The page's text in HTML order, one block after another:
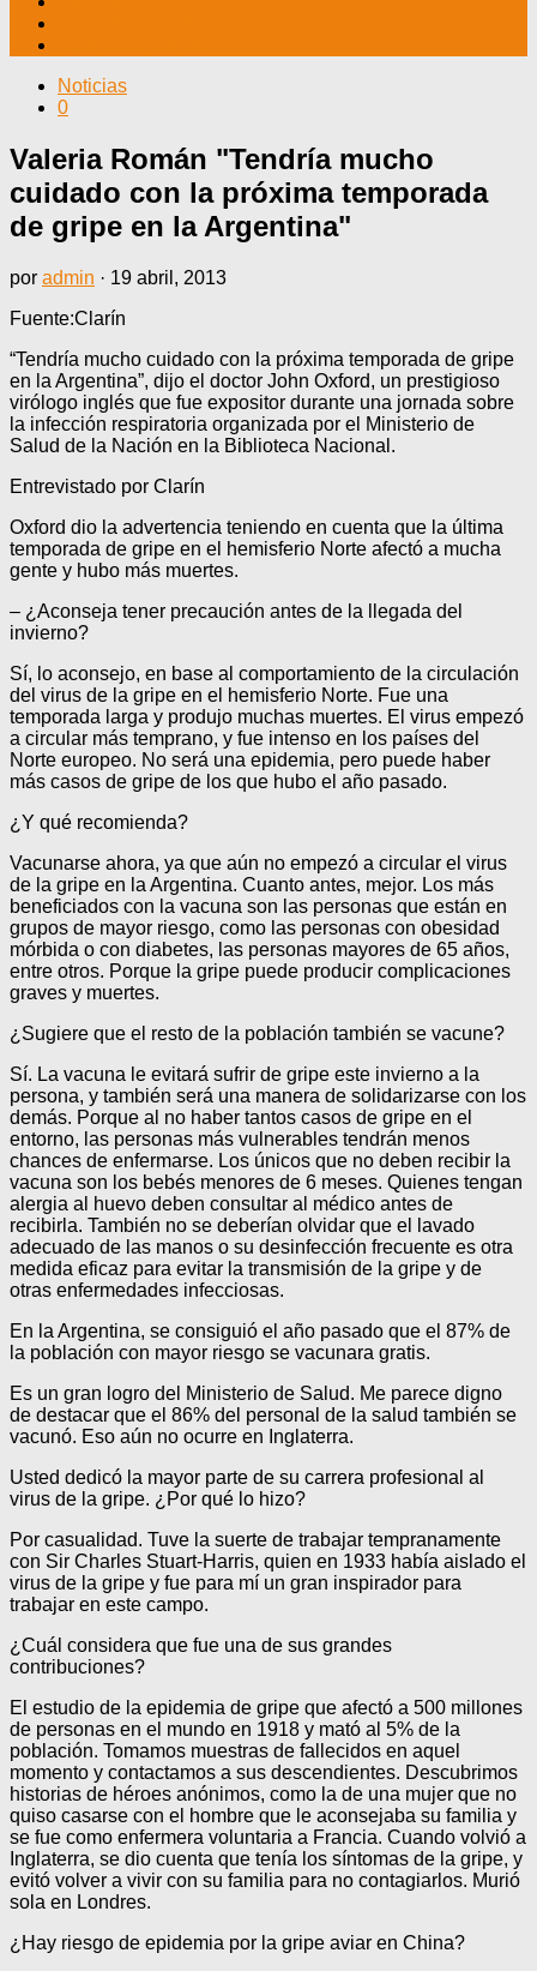
Noticias
0
Valeria Román "Tendría mucho
cuidado con la próxima temporada
de gripe en la Argentina"
por admin · 19 abril, 2013
Fuente:Clarín
“Tendría mucho cuidado con la próxima temporada de gripe
en la Argentina”, dijo el doctor John Oxford, un prestigioso
virólogo inglés que fue expositor durante una jornada sobre
la infección respiratoria organizada por el Ministerio de
Salud de la Nación en la Biblioteca Nacional.
Entrevistado por Clarín
Oxford dio la advertencia teniendo en cuenta que la última
temporada de gripe en el hemisferio Norte afectó a mucha
gente y hubo más muertes.
– ¿Aconseja tener precaución antes de la llegada del
invierno?
Sí, lo aconsejo, en base al comportamiento de la circulación
del virus de la gripe en el hemisferio Norte. Fue una
temporada larga y produjo muchas muertes. El virus empezó
a circular más temprano, y fue intenso en los países del
Norte europeo. No será una epidemia, pero puede haber
más casos de gripe de los que hubo el año pasado.
¿Y qué recomienda?
Vacunarse ahora, ya que aún no empezó a circular el virus
de la gripe en la Argentina. Cuanto antes, mejor. Los más
beneficiados con la vacuna son las personas que están en
grupos de mayor riesgo, como las personas con obesidad
mórbida o con diabetes, las personas mayores de 65 años,
entre otros. Porque la gripe puede producir complicaciones
graves y muertes.
¿Sugiere que el resto de la población también se vacune?
Sí. La vacuna le evitará sufrir de gripe este invierno a la
persona, y también será una manera de solidarizarse con los
demás. Porque al no haber tantos casos de gripe en el
entorno, las personas más vulnerables tendrán menos
chances de enfermarse. Los únicos que no deben recibir la
vacuna son los bebés menores de 6 meses. Quienes tengan
alergia al huevo deben consultar al médico antes de
recibirla. También no se deberían olvidar que el lavado
adecuado de las manos o su desinfección frecuente es otra
medida eficaz para evitar la transmisión de la gripe y de
otras enfermedades infecciosas.
En la Argentina, se consiguió el año pasado que el 87% de
la población con mayor riesgo se vacunara gratis.
Es un gran logro del Ministerio de Salud. Me parece digno
de destacar que el 86% del personal de la salud también se
vacunó. Eso aún no ocurre en Inglaterra.
Usted dedicó la mayor parte de su carrera profesional al
virus de la gripe. ¿Por qué lo hizo?
Por casualidad. Tuve la suerte de trabajar tempranamente
con Sir Charles Stuart-Harris, quien en 1933 había aislado el
virus de la gripe y fue para mí un gran inspirador para
trabajar en este campo.
¿Cuál considera que fue una de sus grandes
contribuciones?
El estudio de la epidemia de gripe que afectó a 500 millones
de personas en el mundo en 1918 y mató al 5% de la
población. Tomamos muestras de fallecidos en aquel
momento y contactamos a sus descendientes. Descubrimos
historias de héroes anónimos, como la de una mujer que no
quiso casarse con el hombre que le aconsejaba su familia y
se fue como enfermera voluntaria a Francia. Cuando volvió a
Inglaterra, se dio cuenta que tenía los síntomas de la gripe, y
evitó volver a vivir con su familia para no contagiarlos. Murió
sola en Londres.
¿Hay riesgo de epidemia por la gripe aviar en China?